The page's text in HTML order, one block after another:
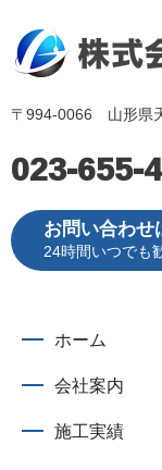
〒994-0066 山形県
023-655-
お問い合わせ
24時間いつでも
ホーム
会社案内
施工実績